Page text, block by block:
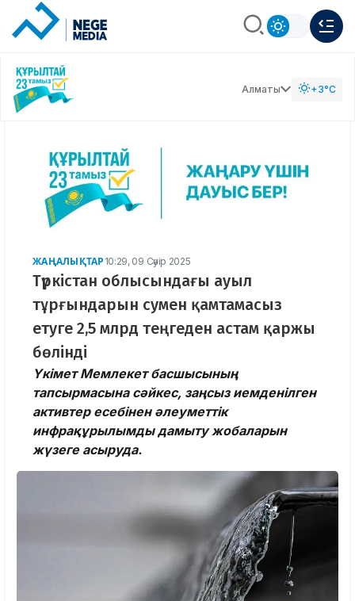
Алматы +3°C
ЖАҢАЛЫҚТАР 10:29, 09 Сәуір 2025
Түркістан облысындағы ауыл
тұрғындарын сумен қамтамасыз
етуге 2,5 млрд теңгеден астам қаржы
бөлінді
Үкімет Мемлекет басшысының
тапсырмасына сәйкес, заңсыз иемденілген
активтер есебінен әлеуметтік
инфрақұрылымды дамыту жобаларын
жүзеге асыруда.